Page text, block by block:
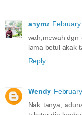
anymz February
wah,mewah dgn
lama betul akak
Reply
Wendy
Nak tanya,